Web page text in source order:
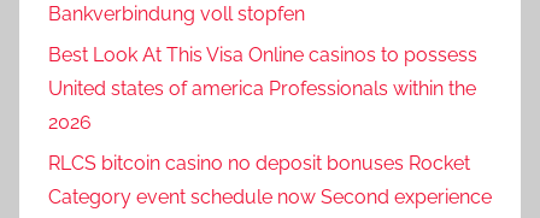
Bankverbindung voll stopfen
Best Look At This Visa Online casinos to possess
United states of america Professionals within the
2026
RLCS bitcoin casino no deposit bonuses Rocket
Category event schedule now Second experience